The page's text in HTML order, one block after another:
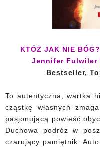
KTÓŻ JAK NIE
Jennifer Fulwiler
Bestseller,
To autentyczna, wartka
cząstkę własnych
pasjonującą powieść
Duchowa podróż w
czarujący pamiętnik.